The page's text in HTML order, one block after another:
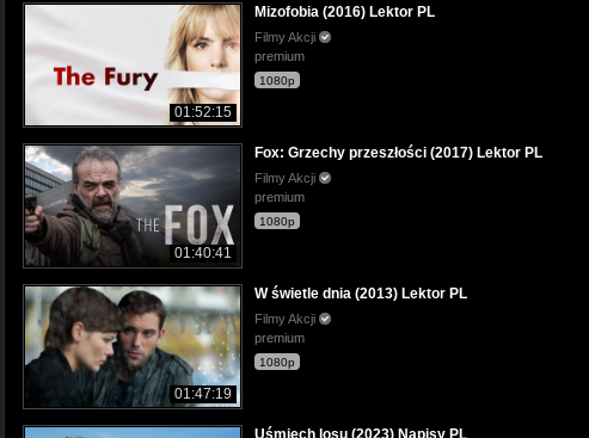
01:52:15
Mizofobia (2016) Lektor PL
Filmy Akcji
premium
1080p
01:40:41
Fox: Grzechy przeszłości (2017) Lektor PL
Filmy Akcji
premium
1080p
01:47:19
W świetle dnia (2013) Lektor PL
Filmy Akcji
premium
1080p
Uśmiech losu (2023) Napisy PL